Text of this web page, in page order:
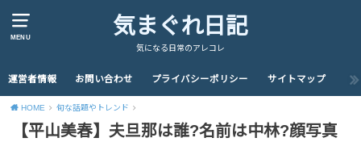
MENU 気まぐれ日記
気になる日常のアレコレ
運営者情報 お問い合わせ プライバシーポリシー サイトマップ
HOME 旬な話題やトレンド
【平山美春】夫旦那は誰?名前は中林?顔写真